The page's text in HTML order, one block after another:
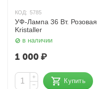
КОД: 5785
УФ-Лампа 36 Вт. Розовая
Kristaller
в наличии
1 000₽
+
−
Купить